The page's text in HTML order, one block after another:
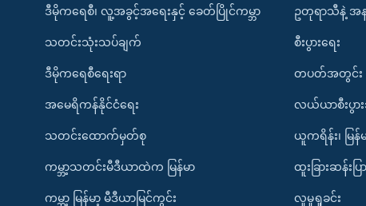
ဒီမိုကရေစီ၊ လူ့အခွင့်အရေးနှင့် ခေတ်ပြိုင်ကမ္ဘာ
သတင်းသုံးသပ်ချက်
ဒီမိုကရေစီရေးရာ
အမေရိကန်နိုင်ငံရေး
သတင်းထောက်မှတ်စု
ကမ္ဘာ့သတင်းမီဒီယာထဲက မြန်မာ
ကမ္ဘာ့ မြန်မာ့ မီဒီယာမြင်ကွင်း
ဥတုရာသီနဲ့ အန
စီးပွားရေး
တပတ်အတွင်း
လယ်ယာစီးပွား
ယူကရိန်း၊ မြ
ထူးခြားဆန်းပ
လူမှုရှုခင်း